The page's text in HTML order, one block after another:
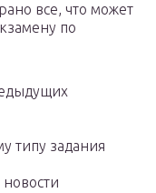
все, что может
по
типу задания